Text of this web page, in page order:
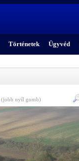
Történetek Ügyvéd
(jobb nyíl gomb)